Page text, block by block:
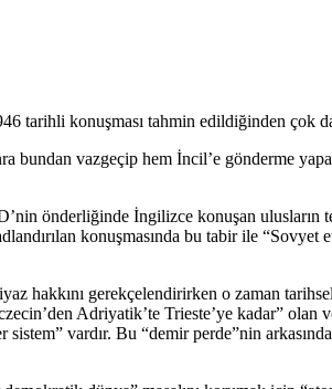
tarihli konuşması tahmin edildiğinden çok
bundan vazgeçip hem İncil’e gönderme
önderliğinde İngilizce konuşan
konuşmasında bu tabir ile
hakkını gerekçelendirirken o zaman
Adriyatik’te Trieste’ye kadar” olan
vardır. Bu “demir perde”nin